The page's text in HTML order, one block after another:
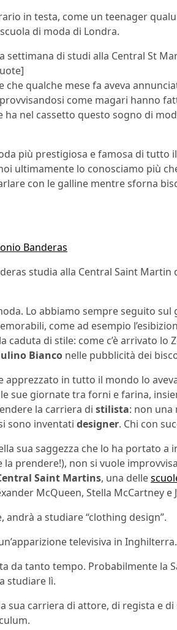
in testa, come un teenager
di moda di Londra.
settimana di studi alla Central St
che qualche mese fa aveva
come magari hanno
ha nel cassetto questo sogno di
più prestigiosa e famosa di tutto
ultimamente lo conosciamo più
con le galline mentre sforna
Banderas
studia alla Central Saint
Lo abbiamo sempre seguito
come ad esempio
caduta di stile: come c’è arrivato
Bianco nelle pubblicità dei
apprezzato in tutto il mondo lo
sue giornate tra forni e farina,
la carriera di stilista: non una
sono inventati designer. Chi con
sua saggezza che lo ha portato
prendere!), non si vuole
Saint Martins, una delle
McQueen, Stella McCartney e
andrà a studiare “clothing design”.
televisiva in Inghilterra.
da tanto tempo. Probabilmente la
studiare lì.
sua carriera di attore, di regista e